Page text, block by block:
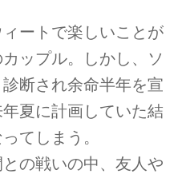
ートで楽しいことが
ップル。しかし、ソ
断され余命半年を宣
夏に計画していた結
てしまう。
の戦いの中、友人や